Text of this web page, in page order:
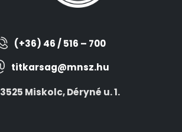
(+36) 46 / 516 – 700
titkarsag@mnsz.hu
3525 Miskolc, Déryné u. 1.